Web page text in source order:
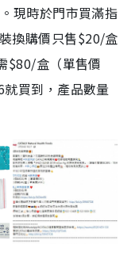
現時於門市買滿指
換購價只售$20/盒
$80/盒（單售價
買到，產品數量